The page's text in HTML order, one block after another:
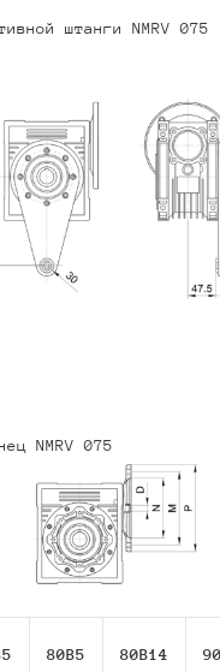
штанги NMRV 075
NMRV 075
80В5 80В14